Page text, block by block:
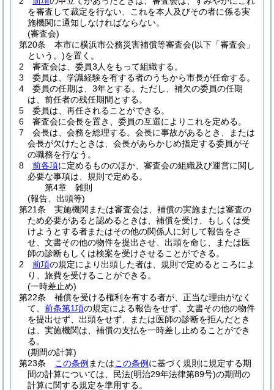
を審査して裁定を行ない、これを本人及びその者に係る実
施機関に通知しなければならない。
(審査会)
第20条
本市に横浜市公務災害補償等審査会(以下「審査会」
という。)を置く。
2
審査会は、委員3人をもって組織する。
3
委員は、学識経験を有する者のうちから市長が任命する。
4
委員の任期は、3年とする。 ただし、補欠の委員の任期
は、前任者の残任期間とする。
5
委員は、再任されることができる。
6
審査会に会長を置き、委員の互選によりこれを定める。
7
会長は、会務を総理する。 会長に事故があるとき、または
会長が欠けたときは、会長があらかじめ指定する委員がそ
の職務を行なう。
8
前各項に定めるもののほか、審査会の組織及び運営に関し
必要な事項は、規則で定める。
第4章
雑則
(報告、出頭等)
第21条
実施機関または審査会は、補償の実施または審査の
ため必要があると認めるときは、補償を受け、もしくは受
けようとする者またはその他の関係人に対して報告をさ
せ、文書その他の物件を提出させ、出頭を命じ、または医
師の診断もしくは検案を受けさせることができる。
2
前項の規定により出頭した者は、規則で定めるところによ
り、旅費を受けることができる。
(一時差止め)
第22条
補償を受ける権利を有する者が、正当な理由がなく
て、 前条第1項の規定による報告をせず、文書その他の物件
を提出せず、出頭をせず、または医師の診断を拒んだとき
は、実施機関は、補償の支払を一時差し止めることができ
る。
(期間の計算)
第23条
この条例 またはこの条例 に基づく規則に規定する期
間の計算については、民法(明治29年法律第89号)の期間の
計算に関する規定を準用する。